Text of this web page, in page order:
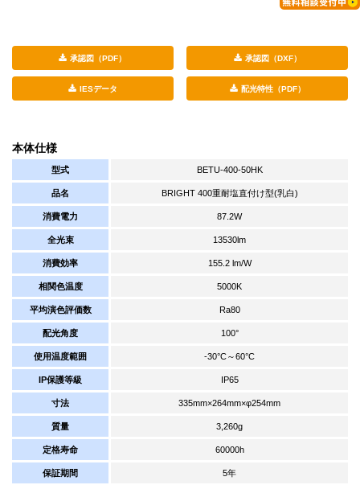
承認図（PDF） 承認図（DXF）
IESデータ 配光特性（PDF）
本体仕様
型式 BETU-400-50HK
品名 BRIGHT 400重耐塩直付け型(乳白)
消費電力 87.2W
全光束 13530lm
消費効率 155.2 lm/W
相関色温度 5000K
平均演色評価数 Ra80
配光角度 100°
使用温度範囲 -30°C～60°C
IP保護等級 IP65
寸法 335mm×264mm×φ254mm
質量 3,260g
定格寿命 60000h
保証期間 5年